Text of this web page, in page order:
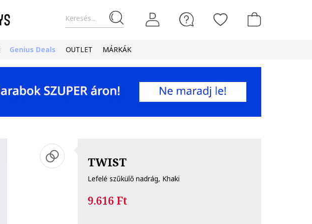
Keresés...
Genius Deals OUTLET MÁRKÁK
TWIST
Lefelé szűkülő nadrág, Khaki
9.616 Ft